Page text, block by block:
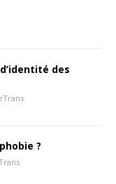
des
?